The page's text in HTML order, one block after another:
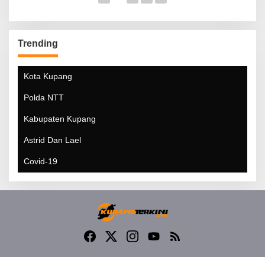
Trending
Kota Kupang
Polda NTT
Kabupaten Kupang
Astrid Dan Lael
Covid-19